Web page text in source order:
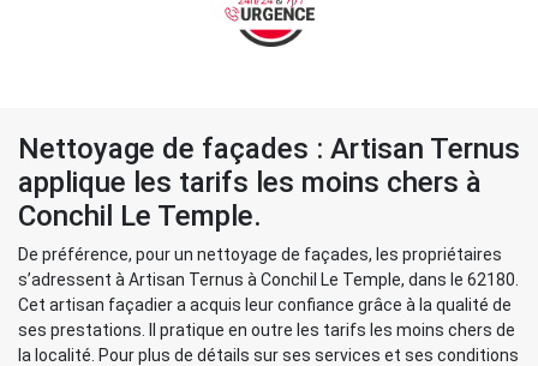
Nettoyage de façades : Artisan Ternus
applique les tarifs les moins chers à
Conchil Le Temple.
De préférence, pour un nettoyage de façades, les propriétaires
s’adressent à Artisan Ternus à Conchil Le Temple, dans le 62180.
Cet artisan façadier a acquis leur confiance grâce à la qualité de
ses prestations. Il pratique en outre les tarifs les moins chers de
la localité. Pour plus de détails sur ses services et ses conditions